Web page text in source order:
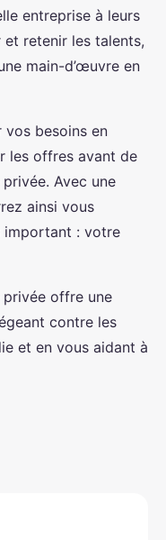
entreprise à leurs
retenir les talents,
main-d’œuvre en
besoins en
les offres avant de
Avec une
ainsi vous
important : votre
privée offre une
contre les
et en vous aidant à